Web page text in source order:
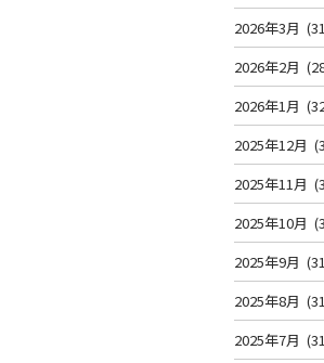
2026年3月
2026年2月
2026年1月
2025年12月
2025年11月
2025年10月
2025年9月
2025年8月
2025年7月